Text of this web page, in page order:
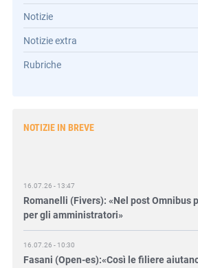
Notizie
Notizie extra
Rubriche
NOTIZIE IN BREVE
Romanelli (Fivers): «Nel post Omnibus
per gli amministratori»
16.07.26 - 10:30
Fasani (Open-es):«Così le filiere
competitività e transizione»